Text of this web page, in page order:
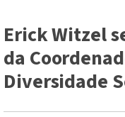
Erick Witzel
da
Diversidade